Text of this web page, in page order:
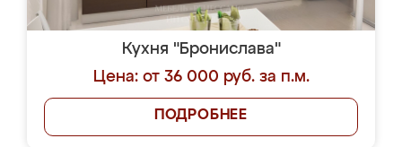
Кухня "Бронислава"
Цена: от 36 000 руб. за п.м.
ПОДРОБНЕЕ